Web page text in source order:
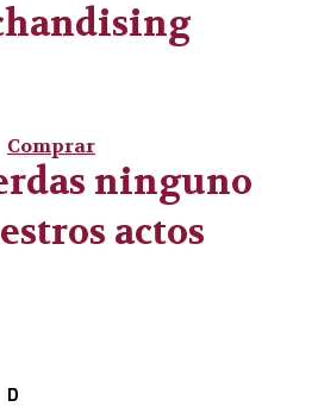
Comprar
ninguno
actos
D